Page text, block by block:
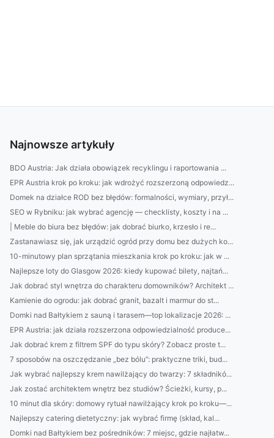
Najnowsze artykuły
BDO Austria: Jak działa obowiązek recyklingu i raportowania ...
EPR Austria krok po kroku: jak wdrożyć rozszerzoną odpowiedz...
Domek na działce ROD bez błędów: formalności, wymiary, przył...
SEO w Rybniku: jak wybrać agencję — checklisty, koszty i na ...
| Meble do biura bez błędów: jak dobrać biurko, krzesło i re...
Zastanawiasz się, jak urządzić ogród przy domu bez dużych ko...
10-minutowy plan sprzątania mieszkania krok po kroku: jak w ...
Najlepsze loty do Glasgow 2026: kiedy kupować bilety, najtań...
Jak dobrać styl wnętrza do charakteru domowników? Architekt ...
Kamienie do ogrodu: jak dobrać granit, bazalt i marmur do st...
Domki nad Bałtykiem z sauną i tarasem—top lokalizacje 2026: ...
EPR Austria: jak działa rozszerzona odpowiedzialność produce...
Jak dobrać krem z filtrem SPF do typu skóry? Zobacz proste t...
7 sposobów na oszczędzanie „bez bólu”: praktyczne triki, bud...
Jak wybrać najlepszy krem nawilżający do twarzy: 7 składnikó...
Jak zostać architektem wnętrz bez studiów? Ścieżki, kursy, p...
10 minut dla skóry: domowy rytuał nawilżający krok po kroku—...
Najlepszy catering dietetyczny: jak wybrać firmę (skład, kal...
Domki nad Bałtykiem bez pośredników: 7 miejsc, gdzie najłatw...